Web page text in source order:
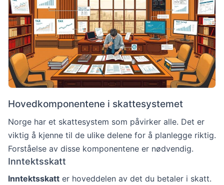
Hovedkomponentene i skattesystemet
Norge har et skattesystem som påvirker alle. Det er
viktig å kjenne til de ulike delene for å planlegge riktig.
Forståelse av disse komponentene er nødvendig.
Inntektsskatt
Inntektsskatt er hoveddelen av det du betaler i skatt.